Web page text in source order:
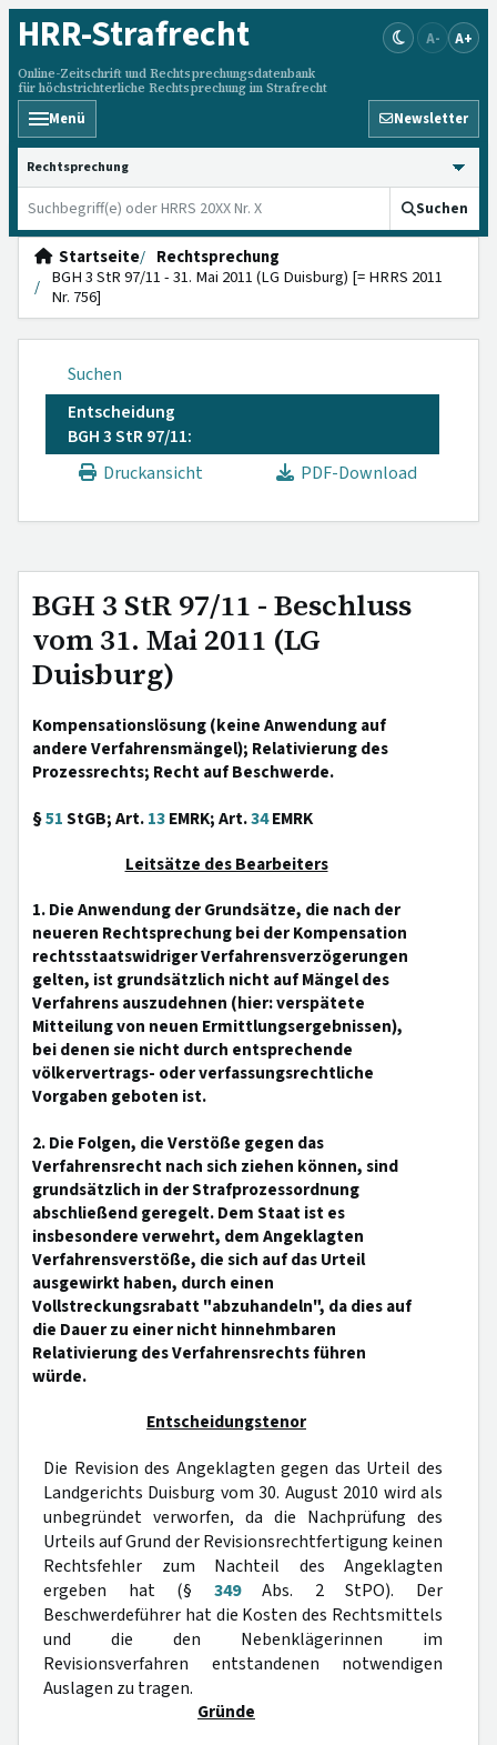
HRR-Strafrecht
Online-Zeitschrift und Rechtsprechungsdatenbank
für höchstrichterliche Rechtsprechung im Strafrecht
A- A+
Menü Newsletter
HRRS durchsuchen
Suchen
Startseite
Rechtsprechung
BGH 3 StR 97/11 - 31. Mai 2011 (LG Duisburg) [= HRRS 2011
Nr. 756]
Suchen
Entscheidung
BGH 3 StR 97/11:
Druckansicht
PDF-Download
BGH 3 StR 97/11 - Beschluss
vom 31. Mai 2011 (LG
Duisburg)
Kompensationslösung (keine Anwendung auf
andere Verfahrensmängel); Relativierung des
Prozessrechts; Recht auf Beschwerde.
§51StGB; Art.13EMRK; Art.34EMRK
Leitsätze des Bearbeiters
1. Die Anwendung der Grundsätze, die nach der
neueren Rechtsprechung bei der Kompensation
rechtsstaatswidriger Verfahrensverzögerungen
gelten, ist grundsätzlich nicht auf Mängel des
Verfahrens auszudehnen (hier: verspätete
Mitteilung von neuen Ermittlungsergebnissen),
bei denen sie nicht durch entsprechende
völkervertrags- oder verfassungsrechtliche
Vorgaben geboten ist.
2. Die Folgen, die Verstöße gegen das
Verfahrensrecht nach sich ziehen können, sind
grundsätzlich in der Strafprozessordnung
abschließend geregelt. Dem Staat ist es
insbesondere verwehrt, dem Angeklagten
Verfahrensverstöße, die sich auf das Urteil
ausgewirkt haben, durch einen
Vollstreckungsrabatt "abzuhandeln", da dies auf
die Dauer zu einer nicht hinnehmbaren
Relativierung des Verfahrensrechts führen
würde.
Entscheidungstenor
Die Revision des Angeklagten gegen das Urteil des
Landgerichts Duisburg vom 30. August 2010 wird als
unbegründet verworfen, da die Nachprüfung des
Urteils auf Grund der Revisionsrechtfertigung keinen
Rechtsfehler zum Nachteil des Angeklagten
ergeben hat (§ 349Abs. 2 StPO). Der
Beschwerdeführer hat die Kosten des Rechtsmittels
und die den Nebenklägerinnen im
Revisionsverfahren entstandenen notwendigen
Auslagen zu tragen.
Gründe